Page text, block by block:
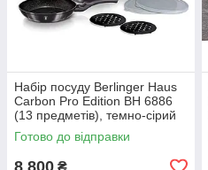
Набір посуду Berlinger Haus
Carbon Pro Edition BH 6886
(13 предметів), темно-сірий
металік
Готово до відправки